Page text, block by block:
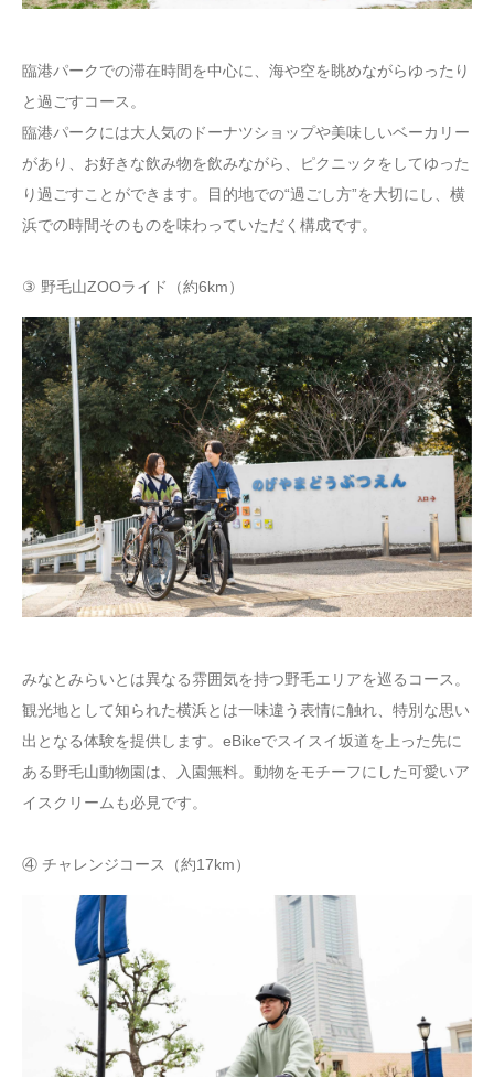
臨港パークでの滞在時間を中心に、海や空を眺めながらゆったり
と過ごすコース。
臨港パークには大人気のドーナツショップや美味しいベーカリー
があり、お好きな飲み物を飲みながら、ピクニックをしてゆった
り過ごすことができます。目的地での“過ごし方”を大切にし、横
浜での時間そのものを味わっていただく構成です。
③ 野毛山ZOOライド（約6km）
みなとみらいとは異なる雰囲気を持つ野毛エリアを巡るコース。
観光地として知られた横浜とは一味違う表情に触れ、特別な思い
出となる体験を提供します。eBikeでスイスイ坂道を上った先に
ある野毛山動物園は、入園無料。動物をモチーフにした可愛いア
イスクリームも必見です。
④ チャレンジコース（約17km）